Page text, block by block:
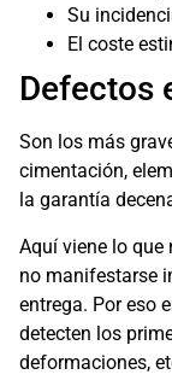
Su
El coste
Defectos
Son los más
cimentación,
la garantía
Aquí viene lo que
no manifestarse
entrega. Por eso
detecten los
deformaciones,